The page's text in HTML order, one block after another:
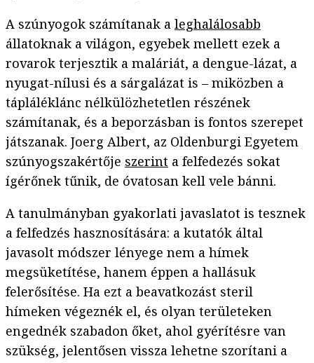
A szúnyogok számítanak a leghalálosabb
állatoknak a világon, egyebek mellett ezek a
rovarok terjesztik a maláriát, a dengue-lázat, a
nyugat-nílusi és a sárgalázat is – miközben a
tápláléklánc nélkülözhetetlen részének
számítanak, és a beporzásban is fontos szerepet
játszanak. Joerg Albert, az Oldenburgi Egyetem
szúnyogszakértője szerint a felfedezés sokat
ígérőnek tűnik, de óvatosan kell vele bánni.
A tanulmányban gyakorlati javaslatot is tesznek
a felfedzés hasznosítására: a kutatók által
javasolt módszer lényege nem a hímek
megsüketítése, hanem éppen a hallásuk
felerősítése. Ha ezt a beavatkozást steril
hímeken végeznék el, és olyan területeken
engednék szabadon őket, ahol gyérítésre van
szükség, jelentősen vissza lehetne szorítani a